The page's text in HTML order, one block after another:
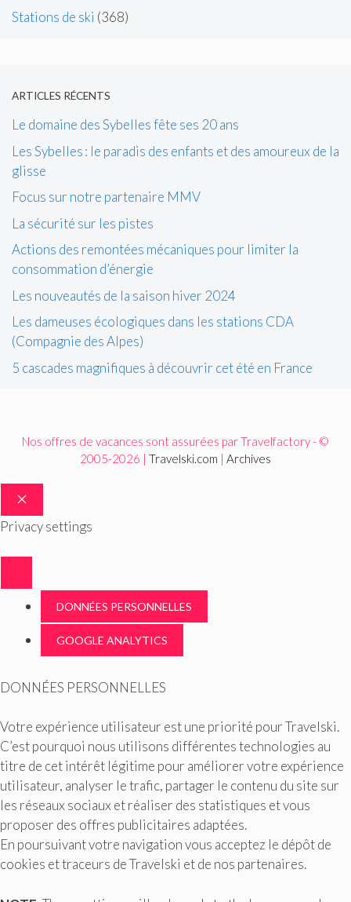
Stations de ski (368)
ARTICLES RÉCENTS
Le domaine des Sybelles fête ses 20 ans
Les Sybelles : le paradis des enfants et des amoureux de la
glisse
Focus sur notre partenaire MMV
La sécurité sur les pistes
Actions des remontées mécaniques pour limiter la
consommation d’énergie
Les nouveautés de la saison hiver 2024
Les dameuses écologiques dans les stations CDA
(Compagnie des Alpes)
5 cascades magnifiques à découvrir cet été en France
Nos offres de vacances sont assurées par Travelfactory - ©
2005-2026 | Travelski.com | Archives
FERMER
Privacy settings
DONNÉES PERSONNELLES
GOOGLE ANALYTICS
DONNÉES PERSONNELLES
Votre expérience utilisateur est une priorité pour Travelski.
C’est pourquoi nous utilisons différentes technologies au
titre de cet intérêt légitime pour améliorer votre expérience
utilisateur, analyser le trafic, partager le contenu du site sur
les réseaux sociaux et réaliser des statistiques et vous
proposer des offres publicitaires adaptées.
En poursuivant votre navigation vous acceptez le dépôt de
cookies et traceurs de Travelski et de nos partenaires.